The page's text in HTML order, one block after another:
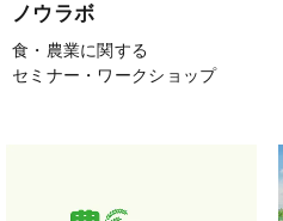
ノウラボ
食・農業に関する
セミナー・ワークショップ